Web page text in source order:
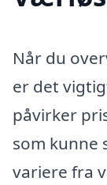
Når du
er det
påvirker
som kunne
variere fra